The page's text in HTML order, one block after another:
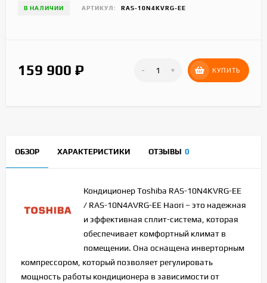
В НАЛИЧИИ АРТИКУЛ: RAS-10N4KVRG-EE
159 900 ₽ - + КУПИТЬ
ОБЗОР ХАРАКТЕРИСТИКИ ОТЗЫВЫ 0
Кондиционер Toshiba RAS-10N4KVRG-EE
/ RAS-10N4AVRG-EE Haori – это надежная
и эффективная сплит-система, которая
обеспечивает комфортный климат в
помещении. Она оснащена инверторным
компрессором, который позволяет регулировать
мощность работы кондиционера в зависимости от